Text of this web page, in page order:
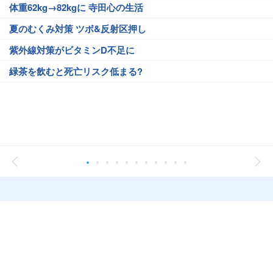
体重62kg→82kgに 寺田心の生活
夏のむくみ対策 ツボ&反射区押し
紫外線対策がビタミンD不足に
緑茶を飲むと死亡リスク低まる?